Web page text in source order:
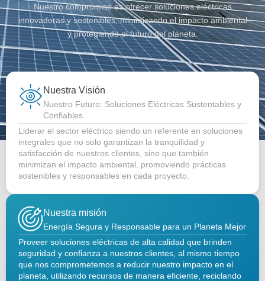
Nuestro compromiso es ofrecer soluciones eléctricas
innovadoras y sostenibles, minimizando el impacto ambiental
y protegiendo el futuro del planeta.
Nuestra Visión
Nuestro Futuro: Soluciones Eléctricas Sustentables y
Confiables
Liderar el sector eléctrico siendo un referente en soluciones
integrales que no solo garantizan la tranquilidad y
satisfacción de nuestros clientes, sino que también
minimizan el impacto ambiental, promoviendo prácticas
sostenibles y responsables en cada proyecto.
Nuestra misión
Energía Segura y Responsable para un Planeta Mejor
Proveer soluciones eléctricas de alta calidad que brinden
seguridad y confianza a nuestros clientes, al mismo tiempo
que nos comprometemos a reducir nuestro impacto en el
planeta, utilizando recursos de manera eficiente, reciclando